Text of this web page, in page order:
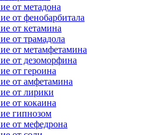
от метадона
от фенобарбитала
от кетамина
от трамадола
от метамфетамина
от дезоморфина
от героина
от амфетамина
от лирики
от кокаина
гипнозом
от мефедрона